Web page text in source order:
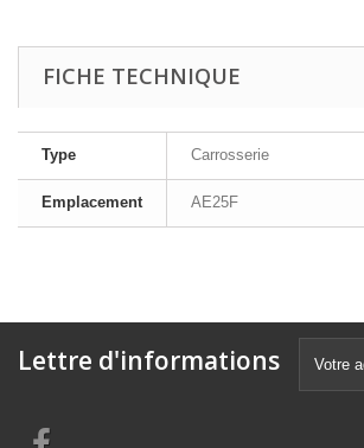
FICHE TECHNIQUE
Type Carrosserie
Emplacement AE25F
Lettre d'informations